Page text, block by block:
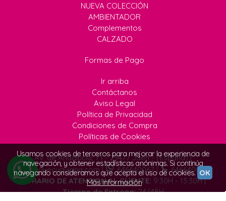
NUEVA COLECCIÓN
AMBIENTADOR
Complementos
CALZADO
Formas de Pago
Ir arriba
Contáctanos
Aviso Legal
Política de Privacidad
Condiciones de Compra
Políticas de Cookies
Av. de Andalucía, 71 - 23477 Jaén - (España) |
info@quecuquiana.com | 646640067|
646640067
HORARIO DE ATENCION AL CLIENTE: 9:30H - 13:30H |
Tiempo de Entrega:24/48H
Usamos cookies de terceros para mejorar la experiencia de
navegación, y obtener estadísticas anónimas. Si continúa
navegando consideramos que acepta el uso de cookies. OK
Más información